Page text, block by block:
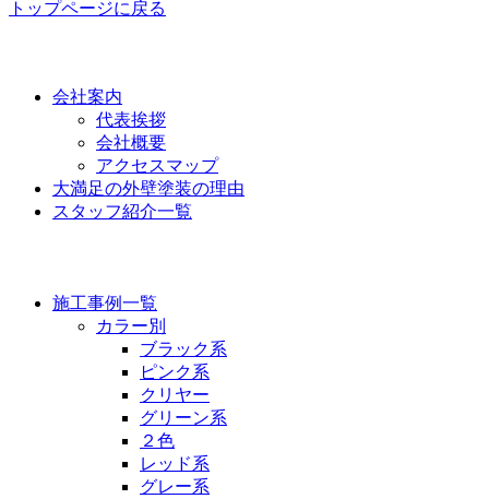
トップページに戻る
会社案内
代表挨拶
会社概要
アクセスマップ
大満足の外壁塗装の理由
スタッフ紹介一覧
施工事例一覧
カラー別
ブラック系
ピンク系
クリヤー
グリーン系
２色
レッド系
グレー系